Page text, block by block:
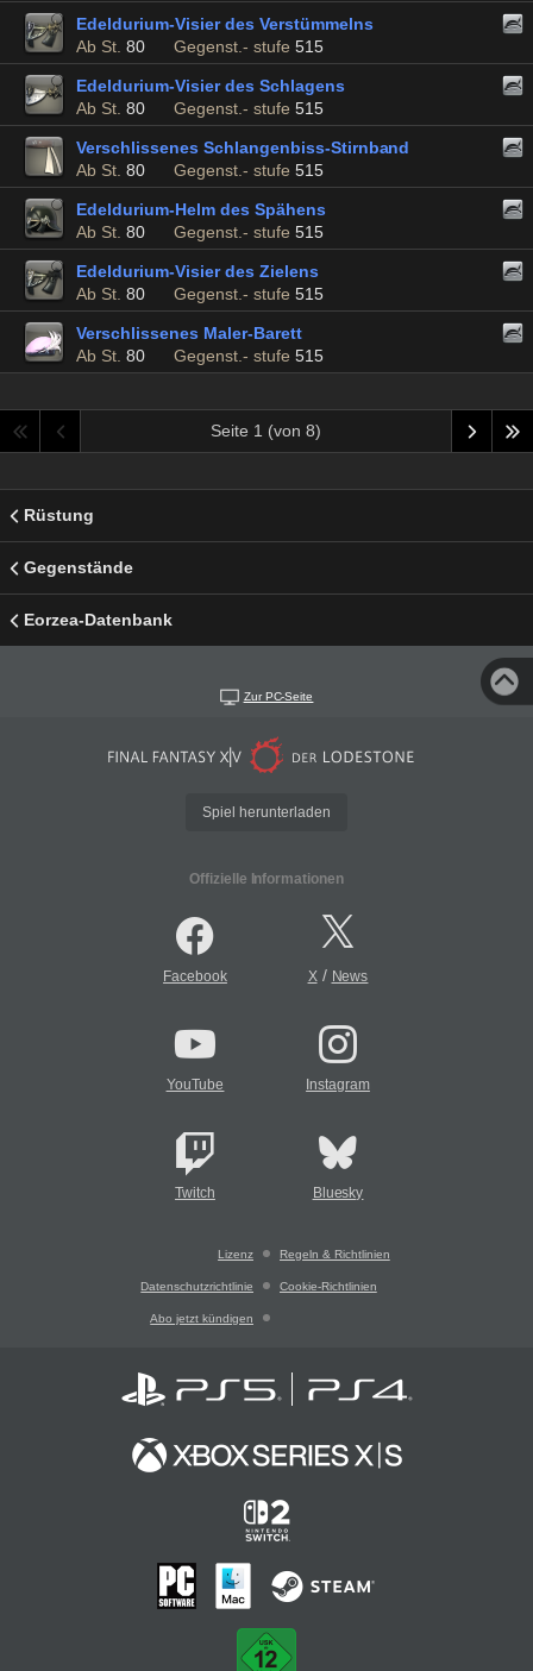
Edeldurium-Visier des Verstümmelns
Ab St. 80 Gegenst.- stufe 515
Edeldurium-Visier des Schlagens
Ab St. 80 Gegenst.- stufe 515
Verschlissenes Schlangenbiss-Stirnband
Ab St. 80 Gegenst.- stufe 515
Edeldurium-Helm des Spähens
Ab St. 80 Gegenst.- stufe 515
Edeldurium-Visier des Zielens
Ab St. 80 Gegenst.- stufe 515
Verschlissenes Maler-Barett
Ab St. 80 Gegenst.- stufe 515
Seite 1 (von 8)
Rüstung
Gegenstände
Eorzea-Datenbank
Zur PC-Seite
Spiel herunterladen
Offizielle Informationen
Facebook X/ News
YouTube Instagram
Twitch Bluesky
Lizenz Regeln & Richtlinien
Datenschutzrichtlinie Cookie-Richtlinien
Abo jetzt kündigen